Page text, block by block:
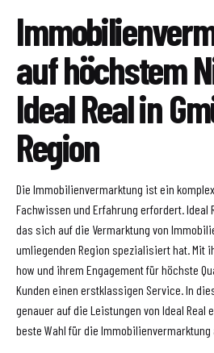
auf höchstem
Ideal Real in
Region
Die Immobilienvermarktung ist ein
Fachwissen und Erfahrung erfordert. Ideal
das sich auf die Vermarktung von
umliegenden Region spezialisiert hat. Mit
how und ihrem Engagement für höchste
Kunden einen erstklassigen Service. In
genauer auf die Leistungen von Ideal Real
beste Wahl für die